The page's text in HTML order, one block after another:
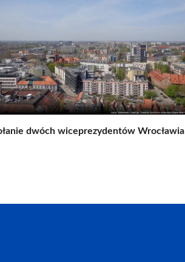
dwóch wiceprezydentów Wrocławia